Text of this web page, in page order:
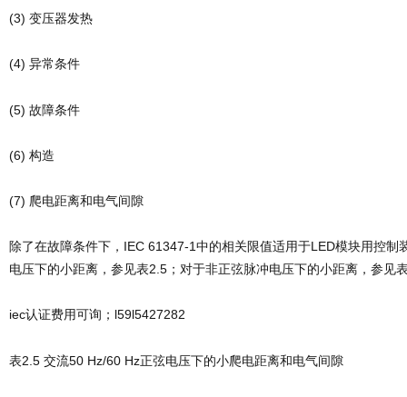
(3) 变压器发热
(4) 异常条件
(5) 故障条件
(6) 构造
(7) 爬电距离和电气间隙
除了在故障条件下，IEC 61347-1中的相关限值适用于LED模块用控制
电压下的小距离，参见表2.5；对于非正弦脉冲电压下的小距离，参见
iec认证费用可询；l59l5427282
表2.5 交流50 Hz/60 Hz正弦电压下的小爬电距离和电气间隙